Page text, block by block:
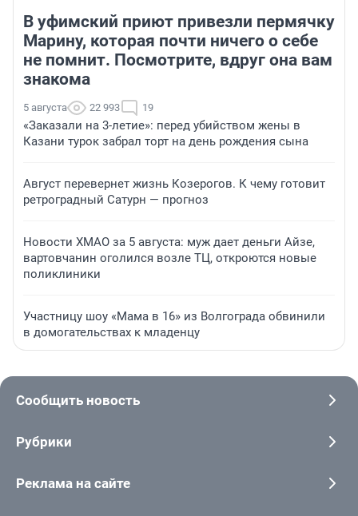
В уфимский приют привезли пермячку
Марину, которая почти ничего о себе
не помнит. Посмотрите, вдруг она вам
знакома
5 августа 22 993 19
«Заказали на 3-летие»: перед убийством жены в
Казани турок забрал торт на день рождения сына
Август перевернет жизнь Козерогов. К чему готовит
ретроградный Сатурн — прогноз
Новости ХМАО за 5 августа: муж дает деньги Айзе,
вартовчанин оголился возле ТЦ, откроются новые
поликлиники
Участницу шоу «Мама в 16» из Волгограда обвинили
в домогательствах к младенцу
Сообщить новость
Рубрики
Реклама на сайте